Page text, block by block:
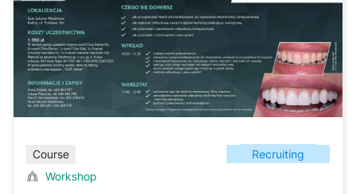
Course
Recruiting
Workshop